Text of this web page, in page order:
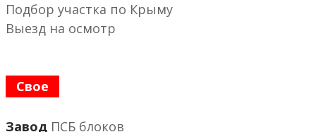
Подбор участка по Крыму
Выезд на осмотр
Свое
Завод ПСБ блоков